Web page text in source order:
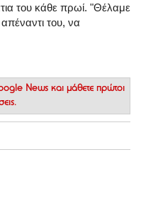
του κάθε πρωί. "Θέλαμε
του, να
News και μάθετε πρώτοι